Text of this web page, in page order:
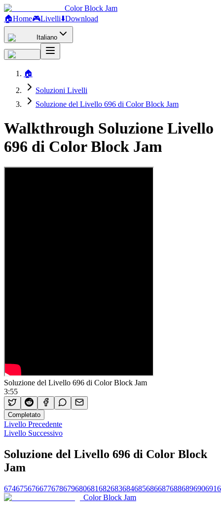
Color Block Jam
🏠Home🎮Livelli⬇️Download
Italiano
🏠
Soluzioni Livelli
Soluzione del Livello 696 di Color Block Jam
Walkthrough Soluzione Livello
696 di Color Block Jam
Soluzione del Livello 696 di Color Block Jam
3:55
Completato
Livello Precedente
Livello Successivo
Soluzione del Livello 696 di Color Block
Jam
674675676677678679680681682683684685686687688689690691
Color Block Jam